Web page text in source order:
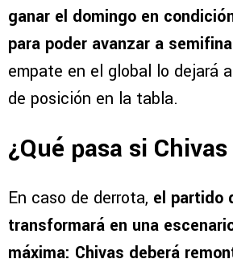
ganar el domingo en
para poder avanzar a
empate en el global lo dejará
de posición en la tabla.
¿Qué pasa si
En caso de derrota, el partido
transformará en una
máxima: Chivas deberá